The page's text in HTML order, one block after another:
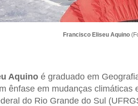
Francisco Eliseu Aquino
Aquinoé graduado em
ênfase em mudanças climáticas
do Rio Grande do Sul